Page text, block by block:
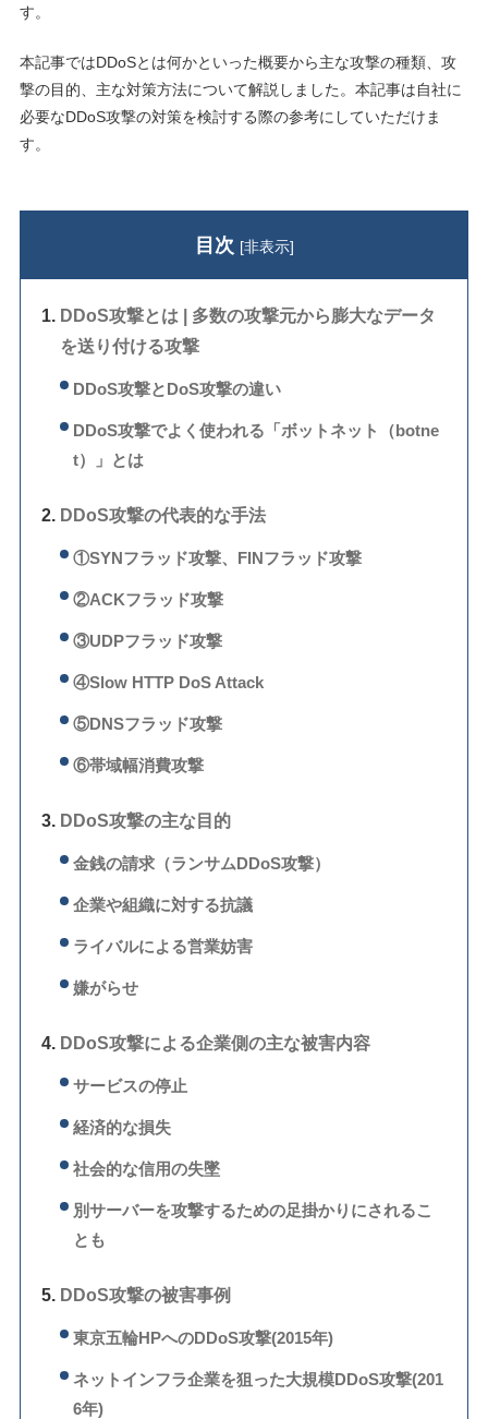
す。
本記事ではDDoSとは何かといった概要から主な攻撃の種類、攻
撃の目的、主な対策方法について解説しました。本記事は自社に
必要なDDoS攻撃の対策を検討する際の参考にしていただけま
す。
目次 [非表示]
DDoS攻撃とは | 多数の攻撃元から膨大なデータ
を送り付ける攻撃
DDoS攻撃とDoS攻撃の違い
DDoS攻撃でよく使われる「ボットネット（botne
t）」とは
DDoS攻撃の代表的な手法
①SYNフラッド攻撃、FINフラッド攻撃
②ACKフラッド攻撃
③UDPフラッド攻撃
④Slow HTTP DoS Attack
⑤DNSフラッド攻撃
⑥帯域幅消費攻撃
DDoS攻撃の主な目的
金銭の請求（ランサムDDoS攻撃）
企業や組織に対する抗議
ライバルによる営業妨害
嫌がらせ
DDoS攻撃による企業側の主な被害内容
サービスの停止
経済的な損失
社会的な信用の失墜
別サーバーを攻撃するための足掛かりにされるこ
とも
DDoS攻撃の被害事例
東京五輪HPへのDDoS攻撃(2015年)
ネットインフラ企業を狙った大規模DDoS攻撃(201
6年)